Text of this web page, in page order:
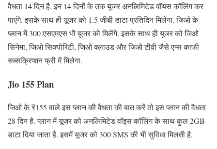
वैधता 14 दिन है. इन 14 दिनों के तक यूजर अनलिमिटेड वॉयस कॉलिंग कर
पाएंगे. इसके साथ ही यूजर को 1.5 जीबी डाटा प्रतिदिन मिलेगा. जिओ के
प्लान में 300 एसएमएस भी यूजर को मिलेंगे. इसके साथ ही यूजर को जिओ
सिनेमा, जिओ सिक्योरिटी, जिओ क्लाउड और जिओ टीवी जैसे एप्स काफी
सब्सक्रिप्शन फ्री में मिलेगा.
Jio 155 Plan
जिओ के ₹155 वाले इस प्लान की वैधता की बात करें तो इस प्लान की वैधता
28 दिन है. प्लान में यूजर को अनलिमिटेड वॉइस कॉलिंग के साथ कुल 2GB
डाटा दिया जाता है. इसमें यूजर को 300 SMS की भी सुविधा मिलती है.